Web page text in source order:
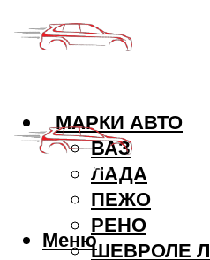
МАРКИ АВТО
ВАЗ
ЛАДА
ПЕЖО
РЕНО
ШЕВРОЛЕ
Меню